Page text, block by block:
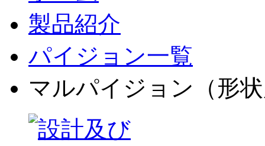
製品紹介
パイジョン一覧
マルパイジョン（形